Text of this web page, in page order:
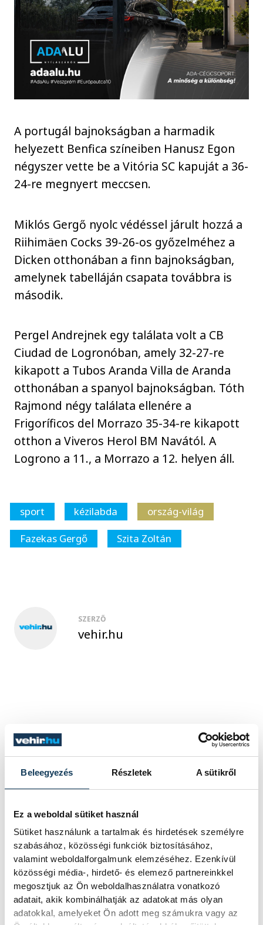
Beleegyezés Részletek A sütikről
Ez a weboldal sütiket használ
Sütiket használunk a tartalmak és hirdetések személyre
szabásához, közösségi funkciók biztosításához,
valamint weboldalforgalmunk elemzéséhez. Ezenkívül
közösségi média-, hirdető- és elemező partnereinkkel
megosztjuk az Ön weboldalhasználatra vonatkozó
adatait, akik kombinálhatják az adatokat más olyan
adatokkal, amelyeket Ön adott meg számukra vagy az
A portugál bajnokságban a harmadik
helyezett Benfica színeiben Hanusz Egon
négyszer vette be a Vitória SC kapuját a 36-
24-re megnyert meccsen.
Miklós Gergő nyolc védéssel járult hozzá a
Riihimäen Cocks 39-26-os győzelméhez a
Dicken otthonában a finn bajnokságban,
amelynek tabelláján csapata továbbra is
második.
Pergel Andrejnek egy találata volt a CB
Ciudad de Logronóban, amely 32-27-re
kikapott a Tubos Aranda Villa de Aranda
otthonában a spanyol bajnokságban. Tóth
Rajmond négy találata ellenére a
Frigoríficos del Morrazo 35-34-re kikapott
otthon a Viveros Herol BM Navától. A
Logrono a 11., a Morrazo a 12. helyen áll.
sport kézilabda
ország-világ
Fazekas Gergő
Szita Zoltán
SZERZŐ
vehir.hu